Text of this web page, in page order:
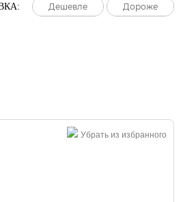
Дешевле
Дешевле
Дешевле Дороже
Дороже
Дороже
Убрать из избранного